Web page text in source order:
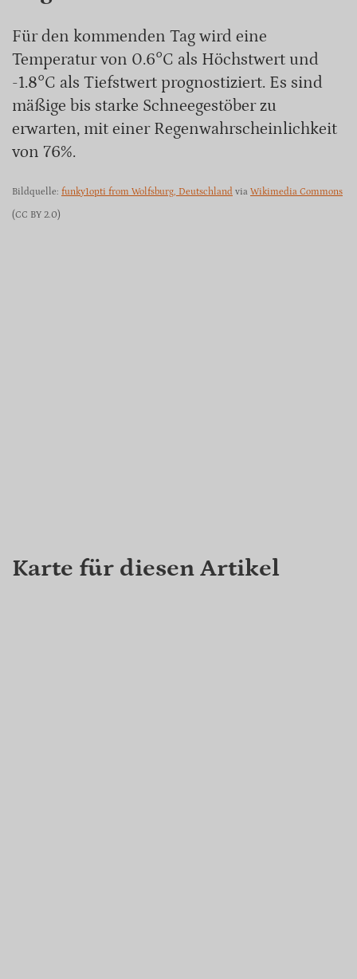
Für den kommenden Tag wird eine
Temperatur von 0.6°C als Höchstwert und
-1.8°C als Tiefstwert prognostiziert. Es sind
mäßige bis starke Schneegestöber zu
erwarten, mit einer Regenwahrscheinlichkeit
von 76%.
Bildquelle: funky1opti from Wolfsburg, Deutschland via Wikimedia Commons
(CC BY 2.0)
Karte für diesen Artikel